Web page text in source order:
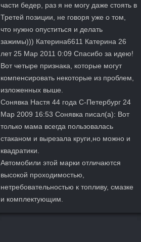
части бедер, раз я не могу даже стоять в
Третей позиции, не говоря уже о том,
что нужно опуститься и делать
зажимы))) Катерина6611 Катерина 26
лет 25 Мар 2011 0:09 Спасибо за идею!
Вот четыре признака, которые могут
компенсировать некоторые из проблем,
изложенных выше.
Сонявка Настя 44 года С-Петербург 24
Мар 2009 16:53 Сонявка писал(а): Вот
только мама всегда пользовалась
стаканом и вырезала круги,но можно и
квадратики.
Автомобили этой марки отличаются
высокой проходимостью,
нетребовательностью к топливу, смазке
и комплектующим.